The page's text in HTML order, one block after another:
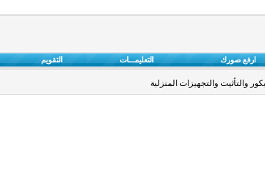
ارفع صورك التعليمـــات التقويم
والتأثيت والتجهيزات المنزلية